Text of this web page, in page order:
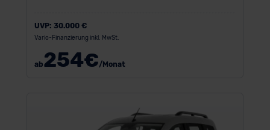
UVP: 30.000 €
Vario-Finanzierung inkl. MwSt.
ab254€/Monat